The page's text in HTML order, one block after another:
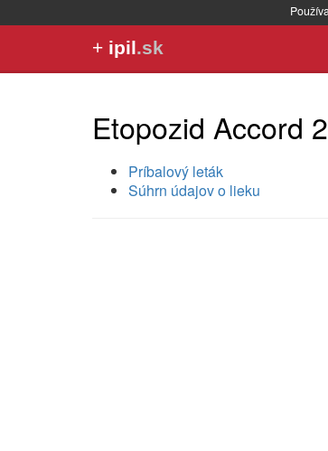
+ ipil.sk
Etopozid Accord
Príbalový leták
Súhrn údajov o lieku